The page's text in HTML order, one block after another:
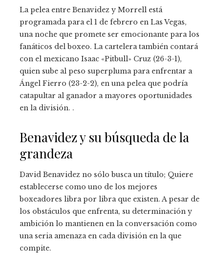
La pelea entre Benavidez y Morrell está
programada para el 1 de febrero en Las Vegas,
una noche que promete ser emocionante para los
fanáticos del boxeo. La cartelera también contará
con el mexicano Isaac «Pitbull» Cruz (26-3-1),
quien sube al peso superpluma para enfrentar a
Ángel Fierro (23-2-2), en una pelea que podría
catapultar al ganador a mayores oportunidades
en la división. .
Benavidez y su búsqueda de la
grandeza
David Benavidez no sólo busca un título; Quiere
establecerse como uno de los mejores
boxeadores libra por libra que existen. A pesar de
los obstáculos que enfrenta, su determinación y
ambición lo mantienen en la conversación como
una seria amenaza en cada división en la que
compite.